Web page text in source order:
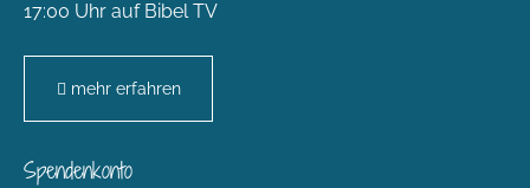
17:00 Uhr auf Bibel TV
mehr erfahren
Spendenkonto